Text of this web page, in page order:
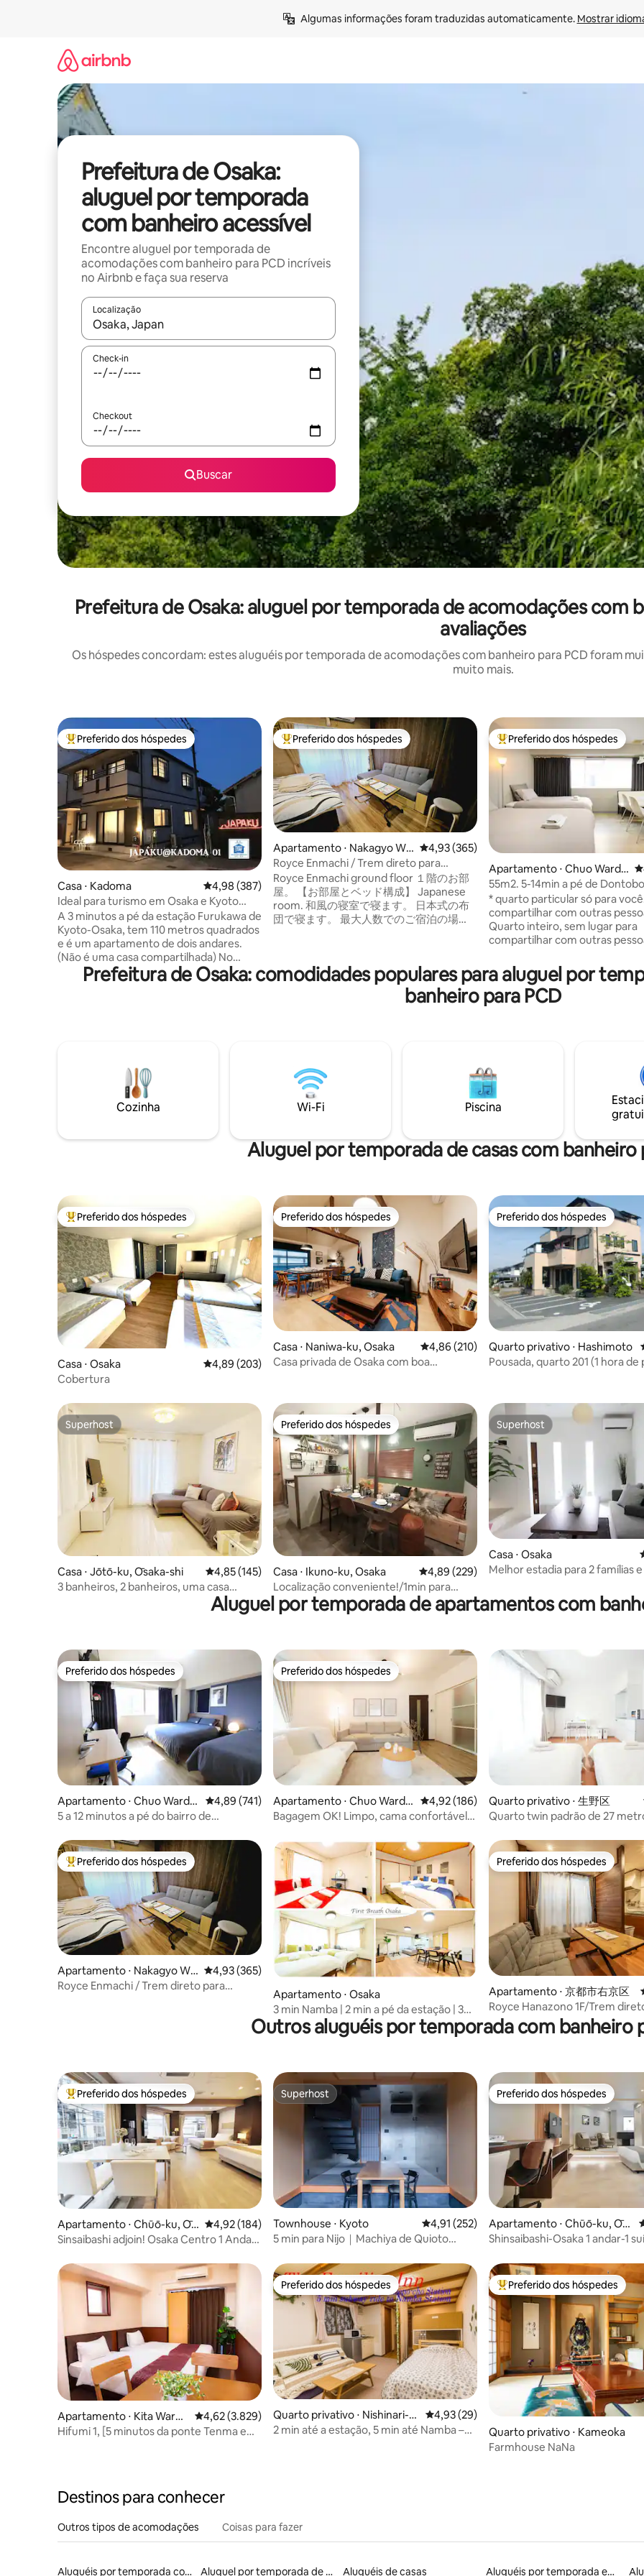
Algumas informações foram traduzidas automaticamente. Mostrar
Prefeitura de Osaka:
aluguel por temporada
com banheiro acessível
Encontre aluguel por temporada de
acomodações com banheiro para PCD incríveis
no Airbnb e faça sua reserva
Localização
Quando os resultados estiverem disponíveis, explore-os usando as seta para cima e para baixo do teclado ou tocando
Check-in
Checkout
Buscar
Prefeitura de Osaka: aluguel por temporada de acomodações com
avaliações
Os hóspedes concordam: estes aluguéis por temporada de acomodações com banheiro para PCD foram
muito mais.
Entre os melhores preferidos dos hóspedes
Preferido dos hóspedes
Casa ⋅ Kadoma 4,98 de uma avaliação média de 5, 387 avaliações
4,98 (387)
Ideal para turismo em Osaka e Kyoto
4LDK 2WC 2 Estacionamento Casa de
Férias "JAPAKU" Estação 3 minutos
A 3 minutos a pé da estação Furukawa de
Kyoto-Osaka, tem 110 metros quadrados
e é um apartamento de dois andares.
(Não é uma casa compartilhada) No
primeiro andar há uma grande sala de
estar, sala de jantar e cozinha completa,
JAPAKU, Google Maps, Instagram, etc.
Há álcool em gel e uma caixa de
entrega grande na entrada. Além disso,
estamos atualmente oferecendo preços
então não deixe de nos avisar. Casa de
hóspedes irmã: JAPAKU @ KADOMA 05
55 minutos do Aeroporto de Itami. A 20
minutos do IC de Naganosu-Suita e a 10
minutos do IC de Shin-Kyogoku-Shin. Há
dois supermercados, Aeon e SATAKE
(ambos a 2 minutos a pé), nas
proximidades desta casa de aluguel. Há
também muitos restaurantes e lojas de
conveniência, para que você possa se
hospedar sem problemas, seja em
viagens de curta duração ou estadias de
longa duração. É conveniente usar o
trem Keihan e outros trens para chegar a
locais turísticos como o centro de Osaka,
Quioto, Nara e Kobe. Além disso, é muito
há um intercâmbio próximo.
Entre os melhores preferidos dos hóspedes
Preferido dos hóspedes
Apartamento ⋅ Nakagyo Wa
rd, Kyoto
4,93 de uma avaliação média de 5, 365
4,93 (365)
Royce Enmachi / Trem direto para
Arashiyama e Kyot...
Royce Enmachi ground floor １階のお部
屋。 【お部屋とベッド構成】 Japanese
room. 和風の寝室で寝ます。 日本式の布
団で寝ます。 最大人数でのご宿泊の場
チン、お風呂、洗面台、洗濯機（乾燥機
能はありません）、炊飯器、鍋、フライ
パン、食器類、歯ブラシ、シャンプー、
加・交換はありません。 【注意点】 ・寝
室のすぐ裏に線路があります。 電車の走
る音が聞こえます。 神経質な方は気にな
ります。 ・ キッチン・風呂・トイレはあ
ん。 私達は建物の１階で美容室をしてい
ます。 ・害虫対策は万全に行っておりま
すが、古民家のため、害虫が発生する可
生した場合の返金はいたしかねます。 ・
宿泊者のみ入室可能。 ・禁煙のお部屋で
在中の清掃はございませんので、お客様
ご自身でお願いいたします。 ・ 近隣の方
から苦情があった場合は宿泊中であって
も退去いただきます。 その場合返金は行
いません。 ・ 土足厳禁、宿泊者のみ入室
可能。 知人などの入室厳禁! ・大きな声や
物音などの騒音を立てないでください。
・リビングルームの隣が他社の事務所で
すので騒音に注意してください。
Entre os melhores preferidos
Preferido dos hóspedes
Apartamento ⋅ Chuo Ward,
Osaka
55m2. 5-14min a pé de
2 banheiros
* quarto particular só para
compartilhar com outras
Quarto inteiro, sem lugar para
compartilhar com outras
estação mais próxima é a
Nipponbashi (Osaka)日本橋（
de 5 minutos. - caminhada dentro de 5-12
minutos , você pode chegar ao
(). - 5 Kuromon. - 6 - 6 -
horas a pé de Shinsaibashi - 12
pé de Namba. - 7 caminhadas
Sennichimae. - Faça uma
15 minutos até American
mais para Namba Takashimaya
右到電器街Denden
Prefeitura de Osaka: comodidades populares para aluguel por
banheiro para PCD
Cozinha Wi-Fi Piscina
Aluguel por temporada de casas com banheiro
Entre os melhores preferidos dos hóspedes
Preferido dos hóspedes
Casa ⋅ Osaka 4,89 de uma avaliação média de 5, 203 avaliações
4,89 (203)
Cobertura
Preferido dos hóspedes
Preferido dos hóspedes
Casa ⋅ Naniwa-ku, Osaka 4,86 de uma avaliação média de 5, 210
4,86 (210)
Casa privada de Osaka com boa
Preferido dos hóspedes
Preferido dos hóspedes
Quarto privativo ⋅ Hashimoto
Pousada, quarto 201 (1 hora de
Carregador EV instalado
Superhost
Superhost
Casa ⋅ Jōtō-ku, Ōsaka-shi 4,85 de uma avaliação média de 5, 145 avaliações
4,85 (145)
3 banheiros, 2 banheiros, uma casa
construída na cidade!(Até 9 pessoas) +
Estacionamento gratuito + Airport Direct
Preferido dos hóspedes
Preferido dos hóspedes
Casa ⋅ Ikuno-ku, Osaka 4,89 de uma avaliação média de 5, 229
4,89 (229)
Localização conveniente!/1min para
Tennoji/7min para Namba
Superhost
Superhost
Casa ⋅ Osaka
Melhor estadia para 2 famílias e
Aluguel por temporada de apartamentos com
Preferido dos hóspedes
Preferido dos hóspedes
Apartamento ⋅ Chuo Ward,
Osaka
4,89 de uma avaliação média de 5, 741 avaliações
4,89 (741)
5 a 12 minutos a pé do bairro de
Shijuku - Nihonbashi. Tanimachi 9-
chome. Namba, 55 m². 2 banheiros...
Preferido dos hóspedes
Preferido dos hóspedes
Apartamento ⋅ Chuo Ward,
Osaka
4,92 de uma avaliação média de 5, 186
4,92 (186)
Bagagem OK! Limpo, cama confortável
Quarto privativo ⋅ 生野区
Quarto twin padrão de 27
Entre os melhores preferidos dos hóspedes
Preferido dos hóspedes
Apartamento ⋅ Nakagyo Wa
rd, Kyoto
4,93 de uma avaliação média de 5, 365 avaliações
4,93 (365)
Royce Enmachi / Trem direto para
Apartamento ⋅ Osaka
3 min Namba | 2 min a pé da estação | 3
quartos para 8 pessoas
Preferido dos hóspedes
Preferido dos hóspedes
Apartamento ⋅ 京都市右京区
Royce Hanazono 1F/Trem
Arashiyama e Quioto
Outros aluguéis por temporada com banheiro
Entre os melhores preferidos dos hóspedes
Preferido dos hóspedes
Apartamento ⋅ Chūō-ku, Ōs
aka-shi
4,92 de uma avaliação média de 5, 184 avaliações
4,92 (184)
Sinsaibashi adjoin! Osaka Centro 1 Andar
Superhost
Superhost
Townhouse ⋅ Kyoto 4,91 de uma avaliação média de 5, 252
4,91 (252)
5 min para Nijo｜Machiya de Quioto
Preferido dos hóspedes
Preferido dos hóspedes
Apartamento ⋅ Chūō-ku, Ōsa
ka-shi
Shinsaibashi-Osaka 1 andar-1
Apartamento ⋅ Kita Ward,
Osaka
4,62 de uma avaliação média de 5, 3.829 avaliações
4,62 (3.829)
Hifumi 1, [5 minutos da ponte Tenma e
Preferido dos hóspedes
Preferido dos hóspedes
Quarto privativo ⋅ Nishinari-k
u, Ōsaka-shi
4,93 de uma avaliação média de 5, 29
4,93 (29)
2 min até a estação, 5 min até Namba –
Entre os melhores preferidos
Preferido dos hóspedes
Quarto privativo ⋅ Kameoka
Farmhouse NaNa
Destinos para conhecer
Outros tipos de acomodações Coisas para fazer
Aluguéis por temporada com acesso ao lago Aluguel por temporada de apart-hotéis Aluguéis de casas Aluguéis por temporada em albergue